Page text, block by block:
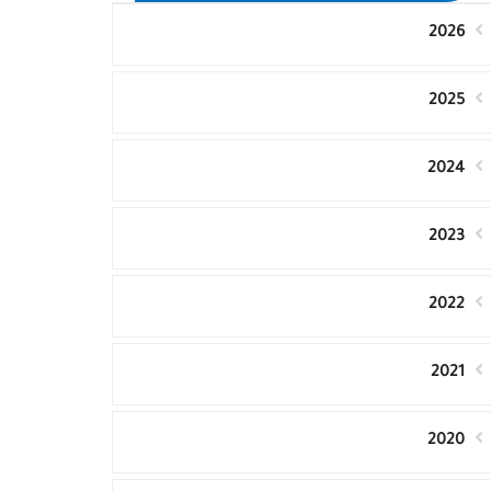
2026
2025
2024
2023
2022
2021
2020